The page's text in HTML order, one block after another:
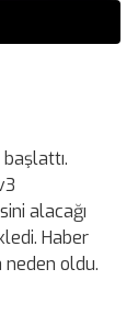
alacağı
Haber
neden oldu.